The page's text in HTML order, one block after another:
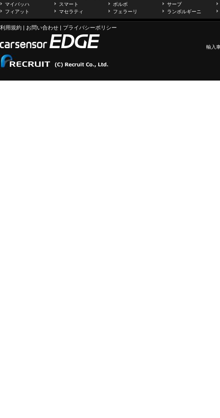
マイバッハ
スマート ボルボ
サーブ
フィアット
マセラティ フェラーリ ランボルギーニ
利用規約 | お問い合わせ | プライバシーポリシー
輸入